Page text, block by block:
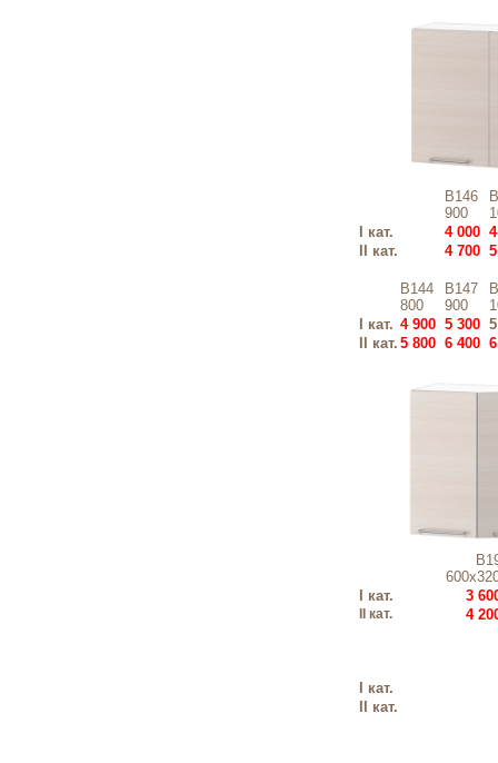
В146
900
I кат.
4 000
II кат.
4 700
В144
800
В147
900
I кат. 4 900 5 300
II кат. 5 800 6 400
I кат.
3
II кат. 4
I кат.
II кат.